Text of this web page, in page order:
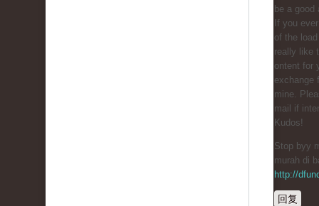
be a good
If you
of the
really like
ontent for
exchange
mine.
mail if
Kudos!
Stop bуy
murah di
http://
回复